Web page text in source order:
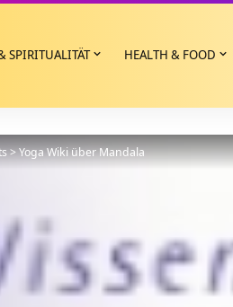
SPIRITUALITÄT HEALTH & FOOD
>Yoga Wiki über Mandala